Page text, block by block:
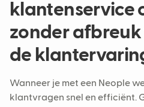
klantenservice
zonder
de
Wanneer je met een Neople
klantvragen snel en efficiënt.